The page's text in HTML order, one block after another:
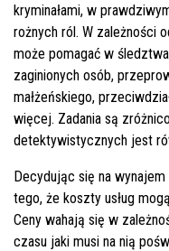
kryminałami, w
rożnych ról. W zależności
może pomagać w
zaginionych osób,
małżeńskiego,
więcej. Zadania są
detektywistycznych jest
Decydując się na
tego, że koszty usług
Ceny wahają się w
czasu jaki musi na nią